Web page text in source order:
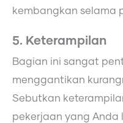
kembangkan selama
5. Keterampilan
Bagian ini sangat
menggantikan
Sebutkan
pekerjaan yang Anda